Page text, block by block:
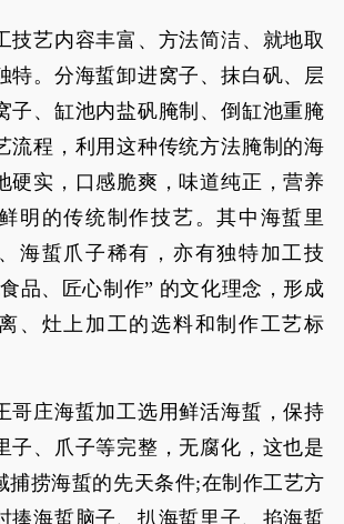
技艺内容丰富、方法简洁、就地取
特。分海蜇卸进窝子、抹白矾、层
子、缸池内盐矾腌制、倒缸池重腌
流程，利用这种传统方法腌制的海
硬实，口感脆爽，味道纯正，营养
明的传统制作技艺。其中海蜇里
海蜇爪子稀有，亦有独特加工技
品、匠心制作” 的文化理念，形成
、灶上加工的选料和制作工艺标
哥庄海蜇加工选用鲜活海蜇，保持
子、爪子等完整，无腐化，这也是
捕捞海蜇的先天条件;在制作工艺方
捧海蜇脑子、扒海蜇里子、掐海蜇